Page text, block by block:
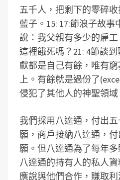
五千人，把剩下的零碎
藍子。15: 17:節浪子故
說：我父親有多少的雇
這裡餓死嗎？21: 4節談
獻都是自己有餘，唯有
上。有餘就是過份了
侵犯了其他人的神聖領域
我們採用八達通，付出
願，商戶接納八達通，
願。但八達通為了每年
八達通的持有人的私人
應說與他們合作，賺取